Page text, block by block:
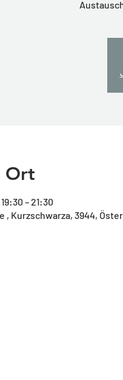
Ort
– 21:30
, Kurzschwarza, 3944,